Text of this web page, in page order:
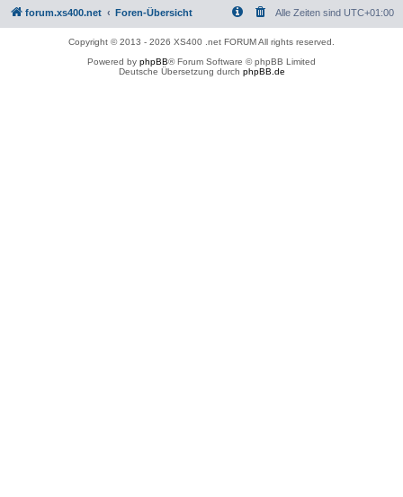
forum.xs400.net Foren-Übersicht Alle Zeiten sind UTC+01:00
Copyright © 2013 - 2026 XS400 .net FORUM All rights reserved.
Powered by phpBB® Forum Software © phpBB Limited
Deutsche Übersetzung durch phpBB.de